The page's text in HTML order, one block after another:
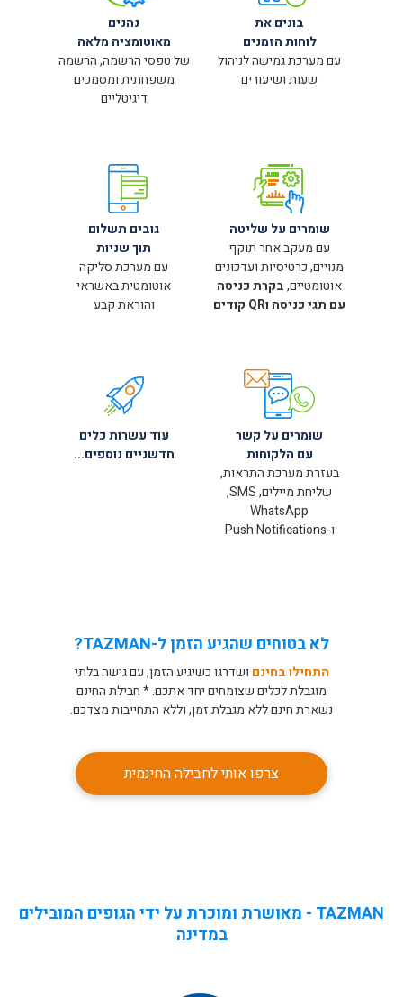
בונים את
לוחות הזמנים
עם מערכת גמישה לניהול
שעות ושיעורים
נהנים
מאוטומציה מלאה
של טפסי הרשמה, הרשמה
משפחתית ומסמכים
דיגיטליים
שומרים על שליטה
עם מעקב אחר תוקף
מנויים, כרטיסיות ועדכונים
אוטומטיים,בקרת כניסה
עם תגי כניסה וQR קודים
גובים תשלום
תוך שניות
עם מערכת סליקה
אוטומטית באשראי
והוראת קבע
שומרים על קשר
עם הלקוחות
בעזרת מערכת התראות,
שליחת מיילים, SMS,
WhatsApp
ו-Push Notifications
עוד עשרות כלים
חדשניים נוספים...
לא בטוחים שהגיע הזמן ל-TAZMAN?
התחילו בחינם ושדרגו כשיגיע הזמן, עם גישה בלתי
מוגבלת לכלים שצומחים יחד אתכם. * חבילת החינם
נשארת חינם ללא מגבלת זמן, וללא התחייבות מצדכם.
צרפו אותי לחבילה החינמית
TAZMAN - מאושרת ומוכרת על ידי הגופים המובילים
במדינה